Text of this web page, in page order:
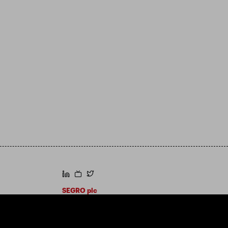
https://www.linkedin.com/
https://www.youtube.com/
https://twitter.com/segroplc
SEGRO plc